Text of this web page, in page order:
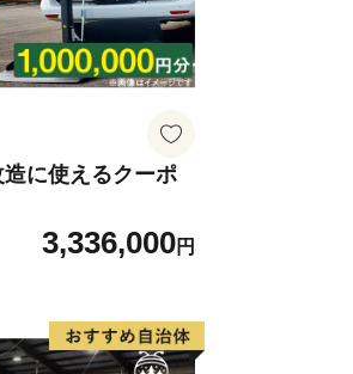
に使えるクーポ
3,336,000円